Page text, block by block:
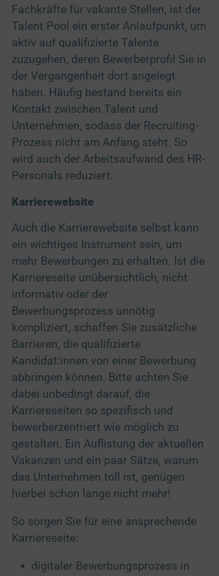
Fachkräfte für vakante Stellen, ist der
Talent Pool ein erster Anlaufpunkt, um
aktiv auf qualifizierte Talente
zuzugehen, deren Bewerberprofil Sie in
der Vergangenheit dort angelegt
haben. Häufig bestand bereits ein
Kontakt zwischen Talent und
Unternehmen, sodass der Recruiting-
Prozess nicht am Anfang steht. So
wird auch der Arbeitsaufwand des HR-
Personals reduziert.
Karrierewebsite
Auch die Karrierewebsite selbst kann
ein wichtiges Instrument sein, um
mehr Bewerbungen zu erhalten. Ist die
Karriereseite unübersichtlich, nicht
informativ oder der
Bewerbungsprozess unnötig
kompliziert, schaffen Sie zusätzliche
Barrieren, die qualifizierte
Kandidat:innen von einer Bewerbung
abbringen können. Bitte achten Sie
dabei unbedingt darauf, die
Karriereseiten so spezifisch und
bewerberzentriert wie möglich zu
gestalten. Ein Auflistung der aktuellen
Vakanzen und ein paar Sätze, warum
das Unternehmen toll ist, genügen
hierbei schon lange nicht mehr!
So sorgen Sie für eine ansprechende
Karriereseite:
digitaler Bewerbungsprozess in